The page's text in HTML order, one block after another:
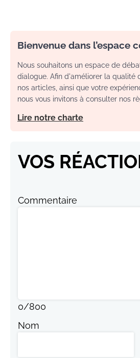
Bienvenue dans l’espace
Nous souhaitons un espace de
dialogue. Afin d'améliorer la qualité
nos articles, ainsi que votre
nous vous invitons à consulter nos
Lire notre charte
VOS
Commentaire
0/800
Nom